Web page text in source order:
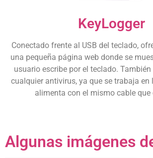
KeyLogger
Conectado frente al USB del teclado,
una pequeña página web donde se
usuario escribe por el teclado.
cualquier antivirus, ya que se trabaja en
alimenta con el mismo cable que
Algunas imágenes